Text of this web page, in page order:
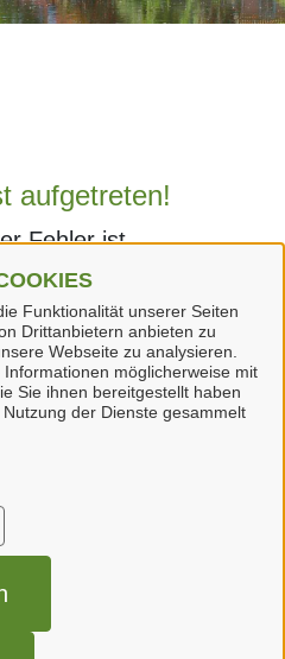
Funktionalität unserer Seiten
Drittanbietern anbieten zu
Webseite zu analysieren.
möglicherweise mit
Sie ihnen bereitgestellt haben
der Dienste gesammelt
aufgetreten!
Fehler ist